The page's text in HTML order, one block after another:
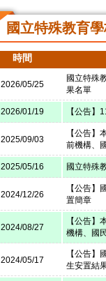
國立特殊教育
時間
2026/05/25
國立特殊
果名單
2026/01/19 【公告
2025/09/03
【公告
前機構、
2025/05/16 國立特殊
2024/12/26
【公告
置簡章
2024/08/27
【公告
機構、國
2024/05/17
【公告
生安置結